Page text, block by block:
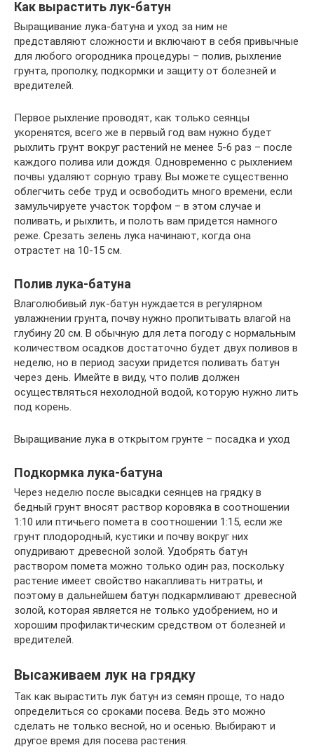
Как вырастить лук-батун
Выращивание лука-батуна и уход за ним не
представляют сложности и включают в себя привычные
для любого огородника процедуры – полив, рыхление
грунта, прополку, подкормки и защиту от болезней и
вредителей.
Первое рыхление проводят, как только сеянцы
укоренятся, всего же в первый год вам нужно будет
рыхлить грунт вокруг растений не менее 5-6 раз – после
каждого полива или дождя. Одновременно с рыхлением
почвы удаляют сорную траву. Вы можете существенно
облегчить себе труд и освободить много времени, если
замульчируете участок торфом – в этом случае и
поливать, и рыхлить, и полоть вам придется намного
реже. Срезать зелень лука начинают, когда она
отрастет на 10-15 см.
Полив лука-батуна
Влаголюбивый лук-батун нуждается в регулярном
увлажнении грунта, почву нужно пропитывать влагой на
глубину 20 см. В обычную для лета погоду с нормальным
количеством осадков достаточно будет двух поливов в
неделю, но в период засухи придется поливать батун
через день. Имейте в виду, что полив должен
осуществляться нехолодной водой, которую нужно лить
под корень.
Выращивание лука в открытом грунте – посадка и уход
Подкормка лука-батуна
Через неделю после высадки сеянцев на грядку в
бедный грунт вносят раствор коровяка в соотношении
1:10 или птичьего помета в соотношении 1:15, если же
грунт плодородный, кустики и почву вокруг них
опудривают древесной золой. Удобрять батун
раствором помета можно только один раз, поскольку
растение имеет свойство накапливать нитраты, и
поэтому в дальнейшем батун подкармливают древесной
золой, которая является не только удобрением, но и
хорошим профилактическим средством от болезней и
вредителей.
Высаживаем лук на грядку
Так как вырастить лук батун из семян проще, то надо
определиться со сроками посева. Ведь это можно
сделать не только весной, но и осенью. Выбирают и
другое время для посева растения.